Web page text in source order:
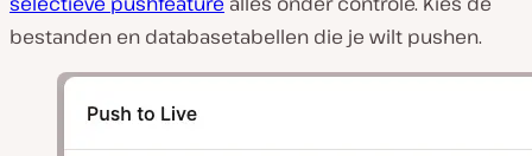
bestanden en databasetabellen die je wilt pushen.